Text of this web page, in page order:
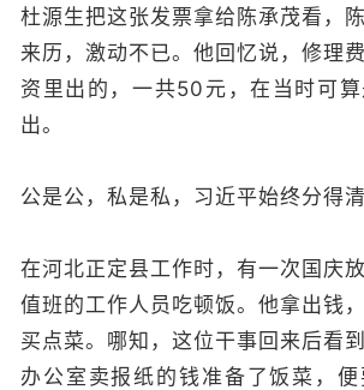
杜源生把这张发票拿给陈承茂看，
来历，激动不已。他回忆说，修理
资里出的，一共50元，在当时可
出。
公是公，私是私，习近平始终分得清
在河北正定县工作时，有一次国庆
值班的工作人员吃顿饭。他拿出钱
买点菜。哪知，这位干事回来后看
办公室卖报纸的钱准备了饭菜，